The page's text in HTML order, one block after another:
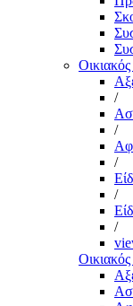
/
/
/
/
/